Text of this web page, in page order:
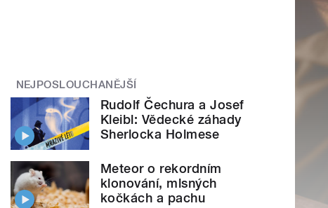
NEJPOSLOUCHANĚJŠÍ
Rudolf Čechura a Josef
Kleibl: Vědecké záhady
Sherlocka Holmese
Meteor o rekordním
klonování, mlsných
kočkách a pachu